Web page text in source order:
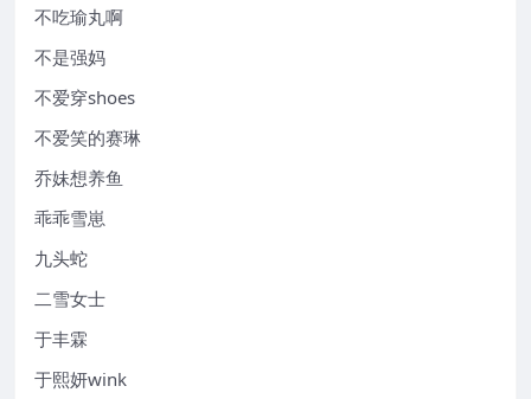
不吃瑜丸啊
不是强妈
不爱穿shoes
不爱笑的赛琳
乔妹想养鱼
乖乖雪崽
九头蛇
二雪女士
于丰霖
于熙妍wink